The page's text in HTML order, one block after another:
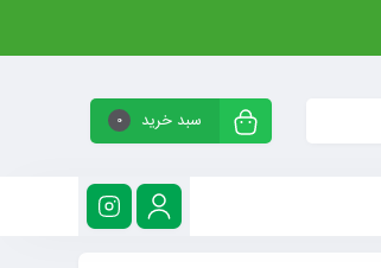
سبد خرید 0